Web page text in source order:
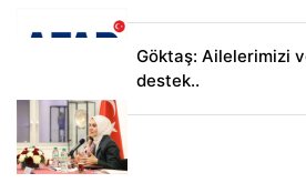
Göktaş: Ailelerimizi
destek..